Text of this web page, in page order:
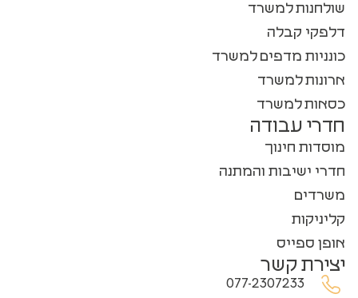
שולחנות למשרד
דלפקי קבלה
כונניות מדפים למשרד
ארונות למשרד
כסאות למשרד
חדרי עבודה
מוסדות חינוך
חדרי ישיבות והמתנה
משרדים
קליניקות
אופן ספייס
יצירת קשר
077-2307233